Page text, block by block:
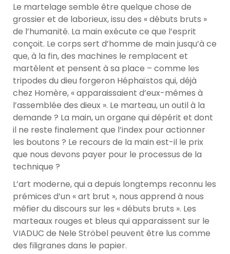
Le martelage semble être quelque chose de
grossier et de laborieux, issu des « débuts bruts »
de l’humanité. La main exécute ce que l’esprit
conçoit. Le corps sert d’homme de main jusqu’à ce
que, à la fin, des machines le remplacent et
martèlent et pensent à sa place – comme les
tripodes du dieu forgeron Héphaïstos qui, déjà
chez Homère, « apparaissaient d’eux-mêmes à
l’assemblée des dieux ». Le marteau, un outil à la
demande ? La main, un organe qui dépérit et dont
il ne reste finalement que l’index pour actionner
les boutons ? Le recours de la main est-il le prix
que nous devons payer pour le processus de la
technique ?
L’art moderne, qui a depuis longtemps reconnu les
prémices d’un « art brut », nous apprend à nous
méfier du discours sur les « débuts bruts ». Les
marteaux rouges et bleus qui apparaissent sur le
VIADUC de Nele Ströbel peuvent être lus comme
des filigranes dans le papier.